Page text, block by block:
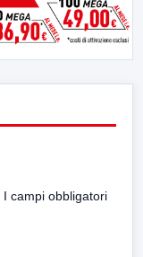
I campi obbligatori